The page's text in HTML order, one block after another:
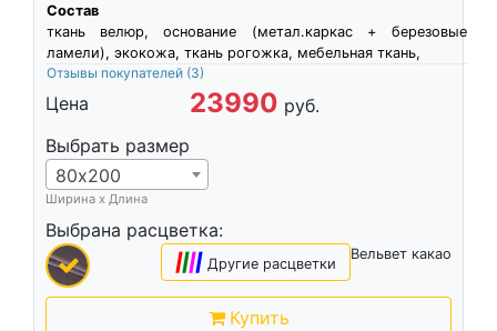
Состав
ткань велюр, основание (метал.каркас + березовые
ламели), экокожа, ткань рогожка, мебельная ткань,
Отзывы покупателей (3)
Цена 23990 руб.
Выбрать размер
80х200
Ширина х Длина
Выбрана расцветка:
Вельвет какао
|||| Другие расцветки
Купить